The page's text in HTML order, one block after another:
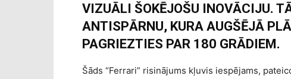
VIZUĀLI ŠOKĒJOŠU INOVĀCIJU.
ANTISPĀRNU, KURA AUGŠĒJĀ
PAGRIEZTIES PAR 180 GRĀDIEM.
Šāds “Ferrari” risinājums kļuvis iespējams,